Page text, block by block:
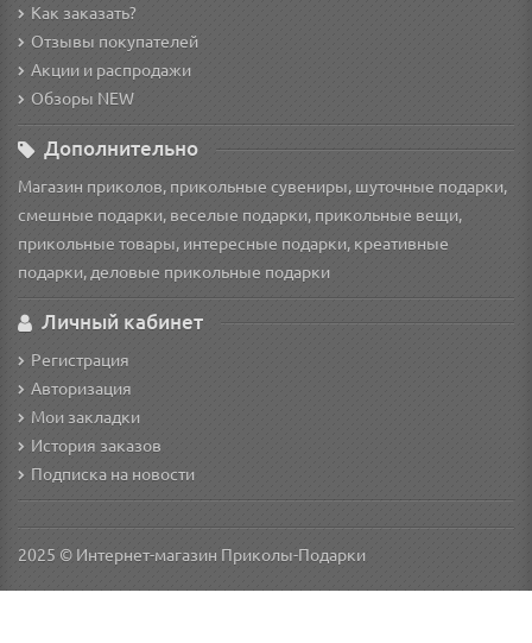
Как заказать?
Отзывы покупателей
Акции и распродажи
Обзоры NEW
Дополнительно
Магазин приколов, прикольные сувениры, шуточные подарки,
смешные подарки, веселые подарки, прикольные вещи,
прикольные товары, интересные подарки, креативные
подарки, деловые прикольные подарки
Личный кабинет
Регистрация
Авторизация
Мои закладки
История заказов
Подписка на новости
2025 © Интернет-магазин Приколы-Подарки